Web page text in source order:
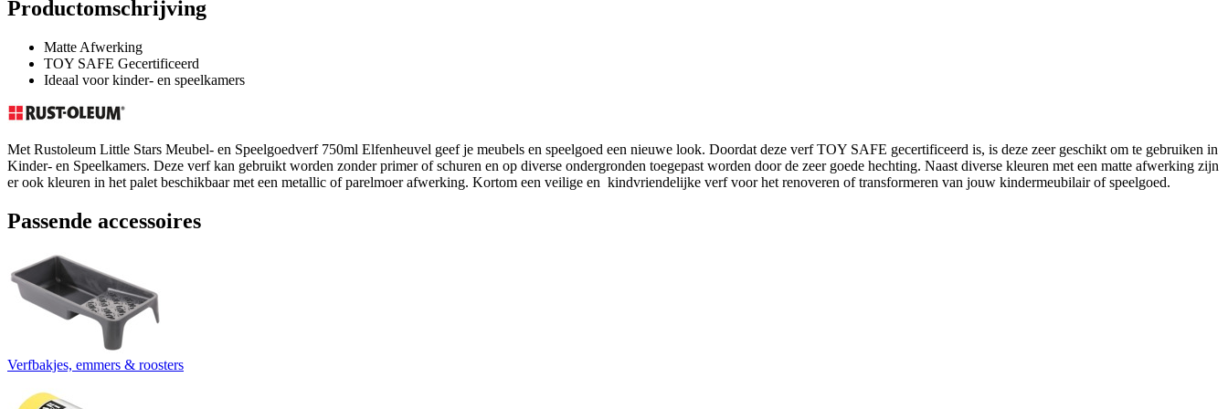
Productomschrijving
Matte Afwerking
TOY SAFE Gecertificeerd
Ideaal voor kinder- en speelkamers
Met Rustoleum Little Stars Meubel- en Speelgoedverf 750ml Elfenheuvel geef je meubels en speelgoed een nieuwe look. Doordat deze verf TOY SAFE gecertificeerd is, is deze zeer geschikt om te gebruiken in
Kinder- en Speelkamers. Deze verf kan gebruikt worden zonder primer of schuren en op diverse ondergronden toegepast worden door de zeer goede hechting. Naast diverse kleuren met een matte afwerking zijn
er ook kleuren in het palet beschikbaar met een metallic of parelmoer afwerking. Kortom een veilige en kindvriendelijke verf voor het renoveren of transformeren van jouw kindermeubilair of speelgoed.
Passende accessoires
Verfbakjes, emmers & roosters